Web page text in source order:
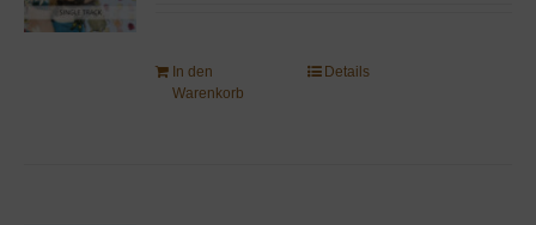
In den
Warenkorb
Details